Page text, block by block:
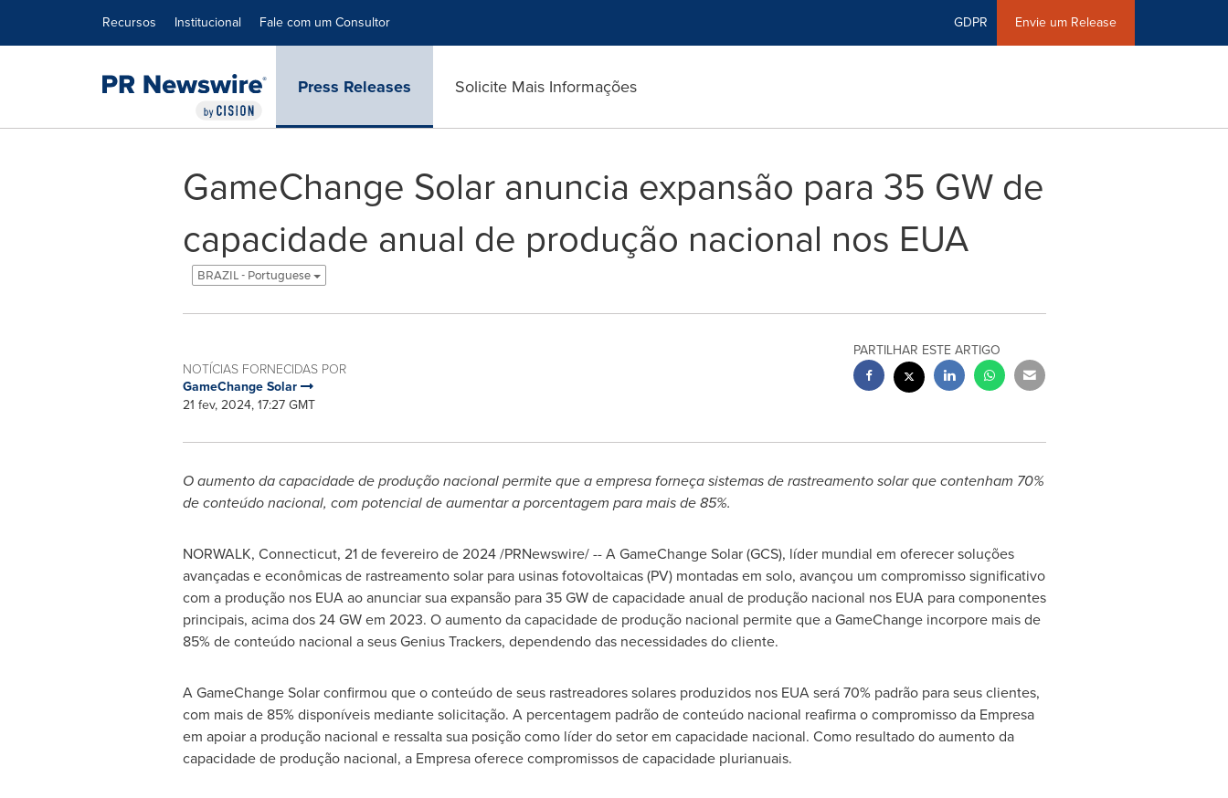
Recursos Institucional Fale com um Consultor GDPR Envie um Release
Press Releases Solicite Mais Informações
GameChange Solar anuncia expansão para 35 GW de
capacidade anual de produção nacional nos EUA
BRAZIL - Portuguese
NOTÍCIAS FORNECIDAS POR
GameChange Solar
21 fev, 2024, 17:27 GMT
PARTILHAR ESTE ARTIGO
O aumento da capacidade de produção nacional permite que a empresa forneça sistemas de rastreamento solar que contenham 70%
de conteúdo nacional, com potencial de aumentar a porcentagem para mais de 85%.
NORWALK, Connecticut, 21 de fevereiro de 2024/PRNewswire/ -- A GameChange Solar (GCS), líder mundial em oferecer soluções
avançadas e econômicas de rastreamento solar para usinas fotovoltaicas (PV) montadas em solo, avançou um compromisso significativo
com a produção nos EUA ao anunciar sua expansão para 35 GW de capacidade anual de produção nacional nos EUA para componentes
principais, acima dos 24 GW em 2023. O aumento da capacidade de produção nacional permite que a GameChange incorpore mais de
85% de conteúdo nacional a seus Genius Trackers, dependendo das necessidades do cliente.
A GameChange Solar confirmou que o conteúdo de seus rastreadores solares produzidos nos EUA será 70% padrão para seus clientes,
com mais de 85% disponíveis mediante solicitação. A percentagem padrão de conteúdo nacional reafirma o compromisso da Empresa
em apoiar a produção nacional e ressalta sua posição como líder do setor em capacidade nacional. Como resultado do aumento da
capacidade de produção nacional, a Empresa oferece compromissos de capacidade plurianuais.